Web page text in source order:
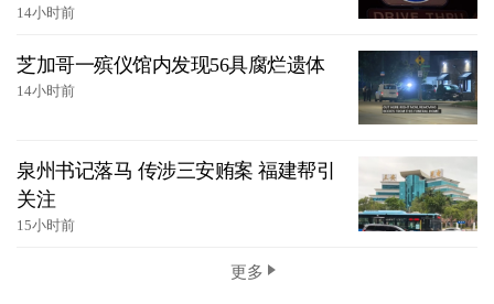
14小时前
芝加哥一殡仪馆内发现56具腐烂遗体
14小时前
泉州书记落马 传涉三安贿案 福建帮引
关注
15小时前
更多